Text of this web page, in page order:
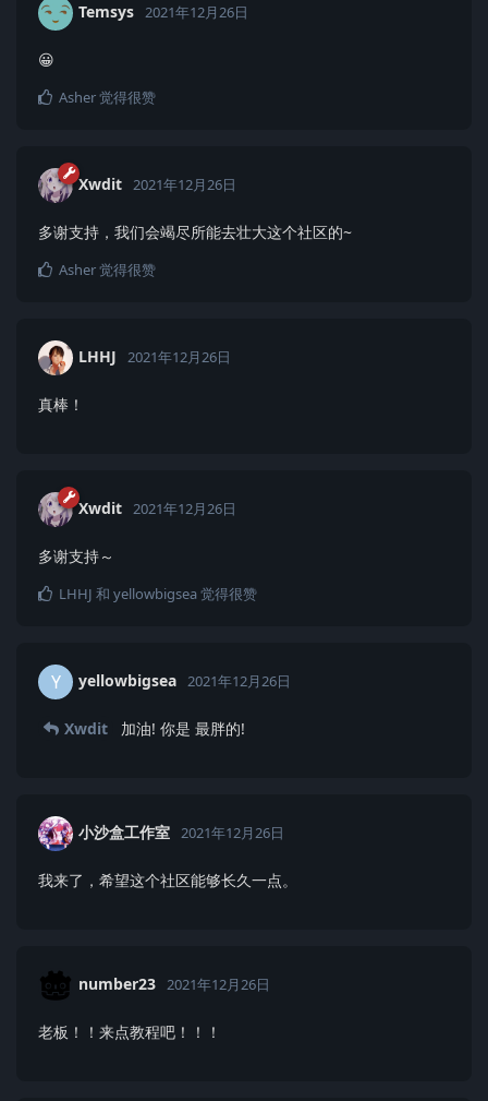
Temsys 2021年12月26日
😀
Asher觉得很赞
Xwdit 2021年12月26日
多谢支持，我们会竭尽所能去壮大这个社区的~
Asher觉得很赞
LHHJ 2021年12月26日
真棒！
Xwdit 2021年12月26日
多谢支持～
LHHJ 和 yellowbigsea觉得很赞
Y yellowbigsea 2021年12月26日
Xwdit 加油! 你是 最胖的!
小沙盒工作室 2021年12月26日
我来了，希望这个社区能够长久一点。
number23 2021年12月26日
老板！！来点教程吧！！！